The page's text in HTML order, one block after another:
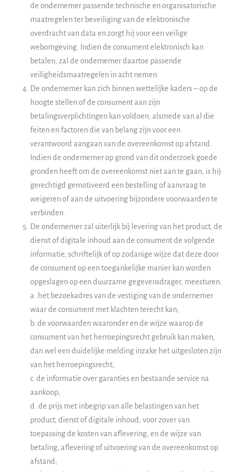
de ondernemer passende technische en organisatorische
maatregelen ter beveiliging van de elektronische
overdracht van data en zorgt hij voor een veilige
webomgeving. Indien de consument elektronisch kan
betalen, zal de ondernemer daartoe passende
veiligheidsmaatregelen in acht nemen.
De ondernemer kan zich binnen wettelijke kaders – op de
hoogte stellen of de consument aan zijn
betalingsverplichtingen kan voldoen, alsmede van al die
feiten en factoren die van belang zijn voor een
verantwoord aangaan van de overeenkomst op afstand.
Indien de ondernemer op grond van dit onderzoek goede
gronden heeft om de overeenkomst niet aan te gaan, is hij
gerechtigd gemotiveerd een bestelling of aanvraag te
weigeren of aan de uitvoering bijzondere voorwaarden te
verbinden.
De ondernemer zal uiterlijk bij levering van het product, de
dienst of digitale inhoud aan de consument de volgende
informatie, schriftelijk of op zodanige wijze dat deze door
de consument op een toegankelijke manier kan worden
opgeslagen op een duurzame gegevensdrager, meesturen:
a. het bezoekadres van de vestiging van de ondernemer
waar de consument met klachten terecht kan;
b. de voorwaarden waaronder en de wijze waarop de
consument van het herroepingsrecht gebruik kan maken,
dan wel een duidelijke melding inzake het uitgesloten zijn
van het herroepingsrecht;
c. de informatie over garanties en bestaande service na
aankoop;
d. de prijs met inbegrip van alle belastingen van het
product, dienst of digitale inhoud; voor zover van
toepassing de kosten van aflevering; en de wijze van
betaling, aflevering of uitvoering van de overeenkomst op
afstand;